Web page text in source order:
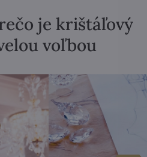
je krištáľový
voľbou